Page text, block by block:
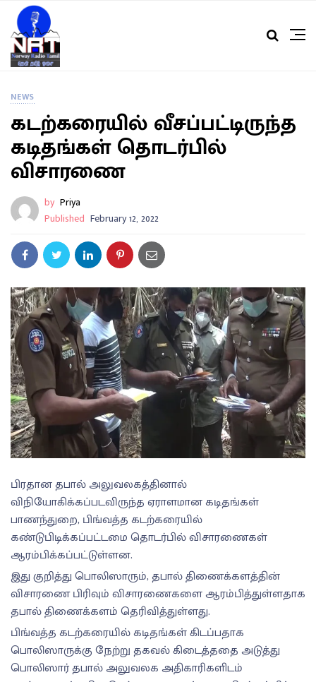
NEWS
கடற்கரையில் வீசப்பட்டிருந்த
கடிதங்கள் தொடர்பில்
விசாரணை
by Priya
Published February 12, 2022
பிரதான தபால் அலுவலகத்தினால்
விநியோகிக்கப்படவிருந்த ஏராளமான கடிதங்கள்
பாணந்துறை, பிங்வத்த கடற்கரையில்
கண்டுபிடிக்கப்பட்டமை தொடர்பில் விசாரணைகள்
ஆரம்பிக்கப்பட்டுள்ளன.
இது குறித்து பொலிஸாரும், தபால் திணைக்களத்தின்
விசாரணை பிரிவும் விசாரணைகளை ஆரம்பித்துள்ளதாக
தபால் திணைக்களம் தெரிவித்துள்ளது.
பிங்வத்த கடற்கரையில் கடிதங்கள் கிடப்பதாக
பொலிஸாருக்கு நேற்று தகவல் கிடைத்ததை அடுத்து
பொலிஸார் தபால் அலுவலக அதிகாரிகளிடம்